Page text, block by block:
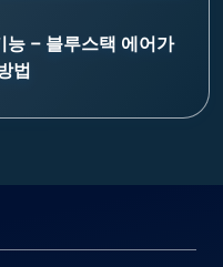
능 – 블루스택 에어가
법